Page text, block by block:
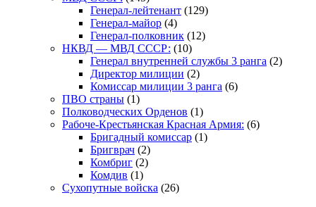
Генерал-лейтенант (129)
Генерал-майор (4)
Генерал-полковник (12)
НКВД — МВД СССР: (10)
Генерал внутренней службы 3 ранга (2)
Директор милиции (2)
Комиссар милиции 3 ранга (6)
ПВО страны (1)
Полководческих Орденов (1)
Рабоче-Крестьянская Красная Армия: (6)
Бригадный комиссар (1)
Бригврач (2)
Комбриг (2)
Комдив (1)
Сухопутные войска (26)